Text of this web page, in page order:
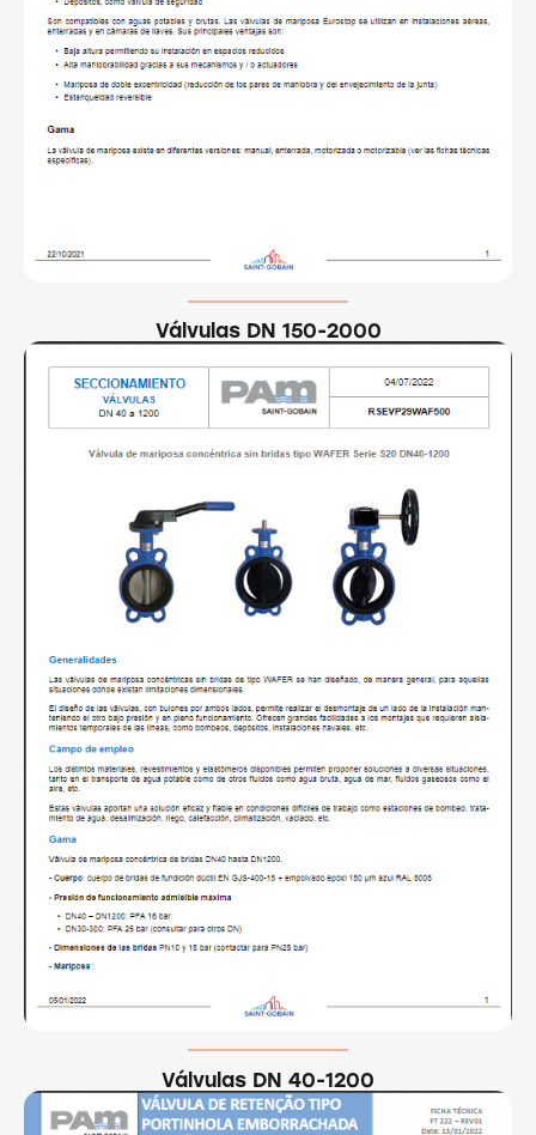
Válvulas DN 150-2000
Válvulas DN 40-1200